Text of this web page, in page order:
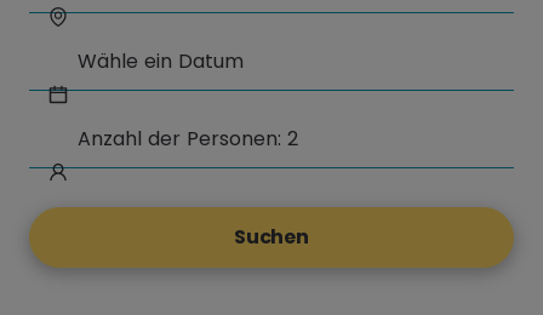
Suchen